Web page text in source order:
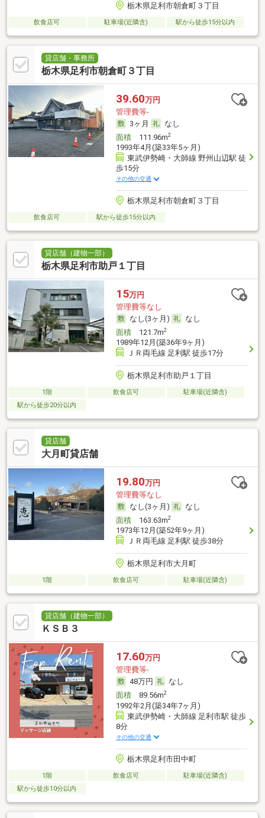
栃木県足利市朝倉町３丁目
飲食店可 駐車場(近隣含) 駅から徒歩15分以内
貸店舗・事務所
栃木県足利市朝倉町３丁目
39.60万円
管理費等-
3ヶ月
なし
面積111.96m2
1993年4月(築33年5ヶ月)
東武伊勢崎・大師線 野州山辺駅 徒
歩15分
その他の交通
栃木県足利市朝倉町３丁目
飲食店可 駅から徒歩15分以内
貸店舗（建物一部）
栃木県足利市助戸１丁目
15万円
管理費等なし
なし(3ヶ月)
なし
面積121.7m2
1989年12月(築36年9ヶ月)
ＪＲ両毛線 足利駅 徒歩17分
栃木県足利市助戸１丁目
1階 飲食店可
駐車場(近隣含)
駅から徒歩20分以内
貸店舗
大月町貸店舗
19.80万円
管理費等なし
なし(3ヶ月)
なし
面積163.63m2
1973年12月(築52年9ヶ月)
ＪＲ両毛線 足利駅 徒歩38分
栃木県足利市大月町
1階 飲食店可 駐車場(近隣含)
貸店舗（建物一部）
ＫＳＢ３
17.60万円
管理費等-
48万円
なし
面積89.56m2
1992年2月(築34年7ヶ月)
東武伊勢崎・大師線 足利市駅 徒歩
8分
その他の交通
栃木県足利市田中町
1階 飲食店可
駐車場(近隣含)
駅から徒歩10分以内